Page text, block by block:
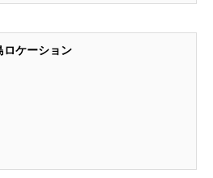
ロケーション